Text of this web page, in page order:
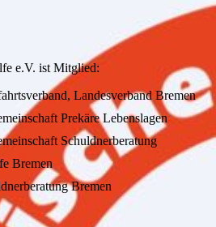
e.V. ist Mitglied:
Landesverband Bremen
Prekäre Lebenslagen
Schuldnerberatung
Bremen
Bremen